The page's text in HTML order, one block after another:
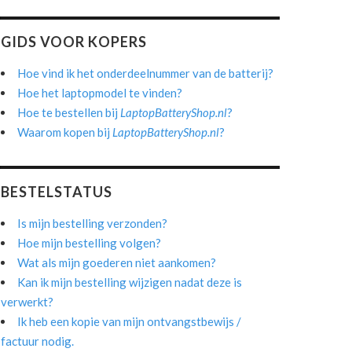
GIDS VOOR KOPERS
Hoe vind ik het onderdeelnummer van de batterij?
Hoe het laptopmodel te vinden?
Hoe te bestellen bij LaptopBatteryShop.nl?
Waarom kopen bij LaptopBatteryShop.nl?
BESTELSTATUS
Is mijn bestelling verzonden?
Hoe mijn bestelling volgen?
Wat als mijn goederen niet aankomen?
Kan ik mijn bestelling wijzigen nadat deze is
verwerkt?
Ik heb een kopie van mijn ontvangstbewijs /
factuur nodig.